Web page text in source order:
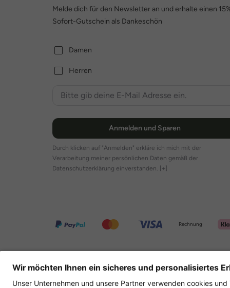
Melde dich für den Newsletter an und erhalte einen
Sofort-Gutschein als Dankeschön
Damen
Herren
Anmelden und Sparen
Durch klicken auf "Anmelden" erkläre ich mich mit der
Verarbeitung meiner persönlichen Daten gemäß der
Datenschutzerklärung einverstanden. [+]
Rechnung